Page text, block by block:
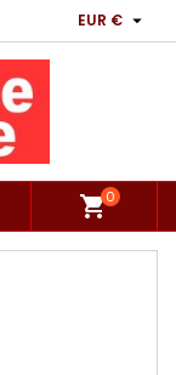
EUR € 
shopping_cart0